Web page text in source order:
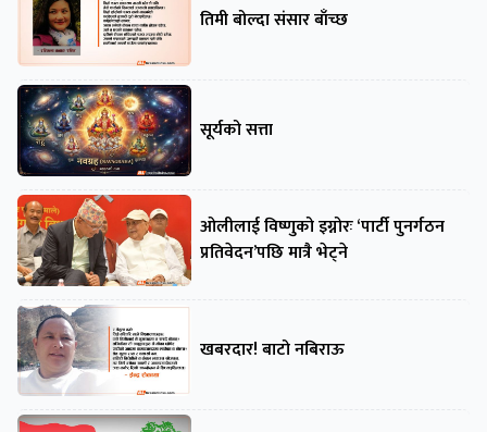
तिमी बोल्दा संसार बाँच्छ
सूर्यको सत्ता
ओलीलाई विष्णुको इग्नोरः ‘पार्टी पुनर्गठन
प्रतिवेदन’पछि मात्रै भेट्ने
खबरदार! बाटो नबिराऊ